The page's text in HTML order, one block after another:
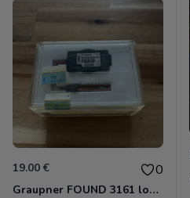
19.00 € 0
Graupner FOUND 3161 localisateur sonore avion RC modélisme vintage